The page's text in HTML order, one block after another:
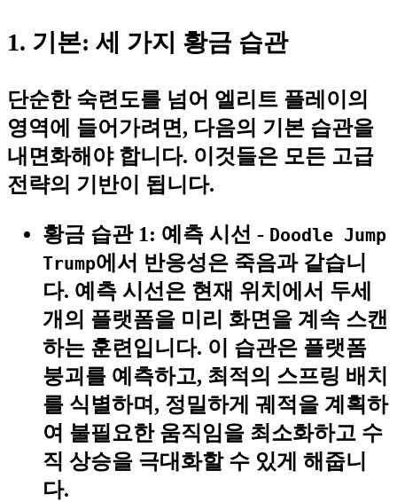
1. 기본: 세 가지 황금 습관
단순한 숙련도를 넘어 엘리트 플레이의
영역에 들어가려면, 다음의 기본 습관을
내면화해야 합니다. 이것들은 모든 고급
전략의 기반이 됩니다.
황금 습관 1: 예측 시선 - Doodle Jump
Trump에서 반응성은 죽음과 같습니
다. 예측 시선은 현재 위치에서 두세
개의 플랫폼을 미리 화면을 계속 스캔
하는 훈련입니다. 이 습관은 플랫폼
붕괴를 예측하고, 최적의 스프링 배치
를 식별하며, 정밀하게 궤적을 계획하
여 불필요한 움직임을 최소화하고 수
직 상승을 극대화할 수 있게 해줍니
다.